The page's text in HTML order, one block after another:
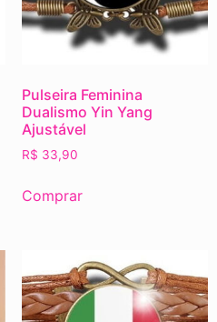
Pulseira Feminina
Dualismo Yin Yang
Ajustável
R$ 33,90
Comprar